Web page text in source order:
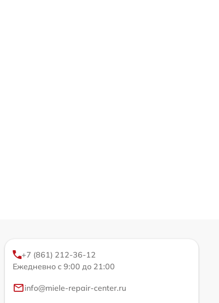
+7 (861) 212-36-12
Ежедневно с 9:00 до 21:00
info@miele-repair-center.ru